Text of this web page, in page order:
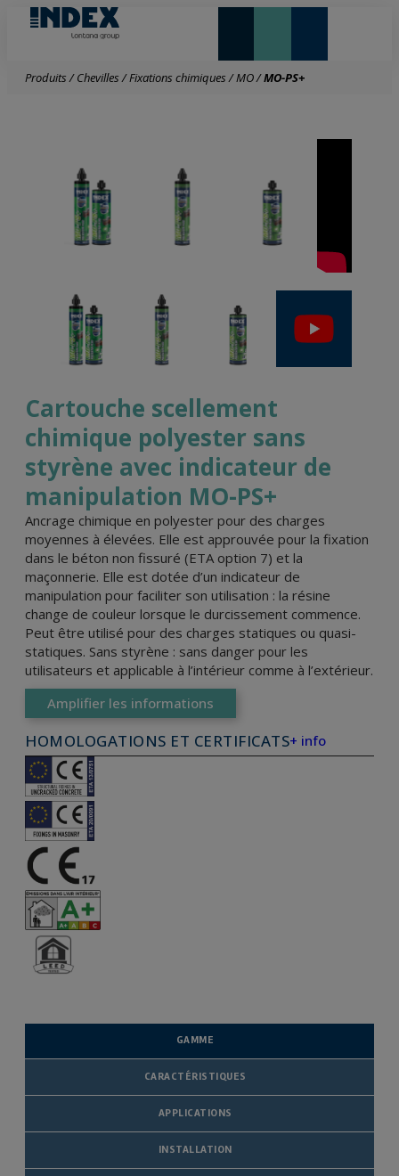
Produits/Chevilles/Fixations chimiques/MO/MO-PS+
Cartouche scellement
chimique polyester sans
styrène avec indicateur de
manipulation MO-PS+
Ancrage chimique en polyester pour des charges
moyennes à élevées. Elle est approuvée pour la fixation
dans le béton non fissuré (ETA option 7) et la
maçonnerie. Elle est dotée d’un indicateur de
manipulation pour faciliter son utilisation : la résine
change de couleur lorsque le durcissement commence.
Peut être utilisé pour des charges statiques ou quasi-
statiques. Sans styrène : sans danger pour les
utilisateurs et applicable à l’intérieur comme à l’extérieur.
Amplifier les informations
HOMOLOGATIONS ET CERTIFICATS+ info
GAMME
CARACTÉRISTIQUES
APPLICATIONS
INSTALLATION